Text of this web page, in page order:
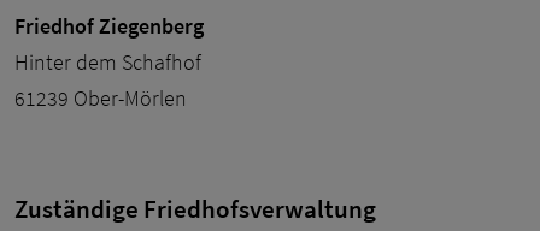
Friedhof Ziegenberg
Hinter dem Schafhof
61239 Ober-Mörlen
Zuständige Friedhofsverwaltung